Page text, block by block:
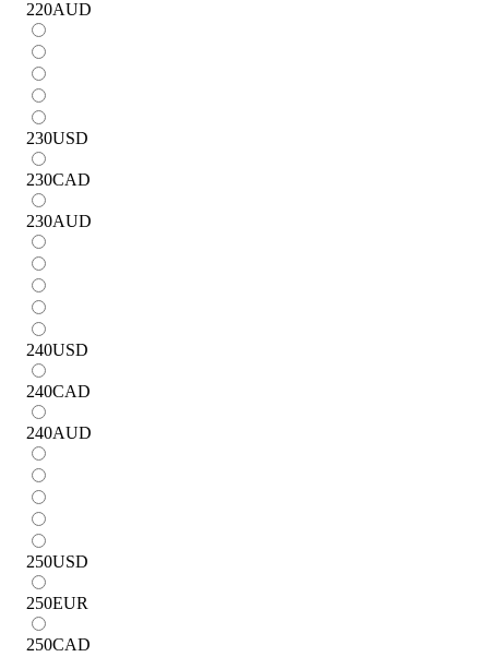
220AUD
230USD
230CAD
230AUD
240USD
240CAD
240AUD
250USD
250EUR
250CAD